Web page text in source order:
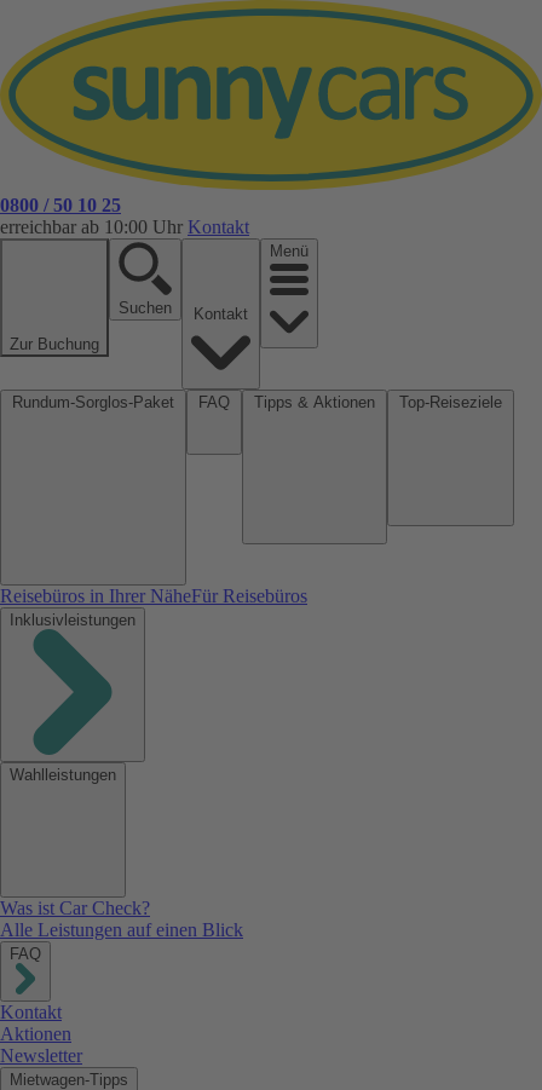
0800 / 50 10 25
erreichbar ab 10:00 Uhr Kontakt
Zur Buchung
Suchen
Menü
Reisebüros in Ihrer NäheFür Reisebüros
Inklusivleistungen
Wahlleistungen
Was ist Car Check?
Alle Leistungen auf einen Blick
FAQ
Kontakt
Aktionen
Newsletter
Mietwagen-Tipps